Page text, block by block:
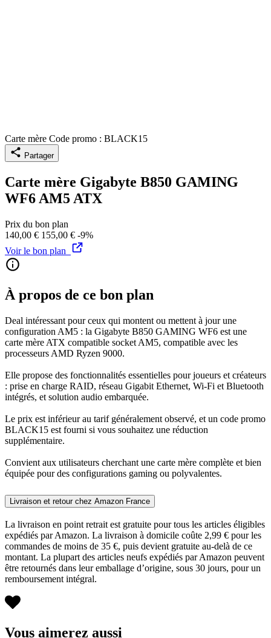
Carte mère Code promo : BLACK15
Partager
Carte mère Gigabyte B850 GAMING
WF6 AM5 ATX
Prix du bon plan
140,00 € 155,00 € -9%
Voir le bon plan
À propos de ce bon plan
Deal intéressant pour ceux qui montent ou mettent à jour une
configuration AM5 : la Gigabyte B850 GAMING WF6 est une
carte mère ATX compatible socket AM5, compatible avec les
processeurs AMD Ryzen 9000.
Elle propose des fonctionnalités essentielles pour joueurs et créateurs
: prise en charge RAID, réseau Gigabit Ethernet, Wi‑Fi et Bluetooth
intégrés, et solution audio embarquée.
Le prix est inférieur au tarif généralement observé, et un code promo
BLACK15 est fourni si vous souhaitez une réduction
supplémentaire.
Convient aux utilisateurs cherchant une carte mère complète et bien
équipée pour des configurations gaming ou polyvalentes.
Livraison et retour chez Amazon France
La livraison en point retrait est gratuite pour tous les articles éligibles
expédiés par Amazon. La livraison à domicile coûte 2,99 € pour les
commandes de moins de 35 €, puis devient gratuite au-delà de ce
montant. La plupart des articles neufs expédiés par Amazon peuvent
être retournés dans leur emballage d’origine, sous 30 jours, pour un
remboursement intégral.
Vous aimerez aussi